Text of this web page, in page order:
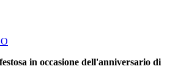
in occasione dell'anniversario di